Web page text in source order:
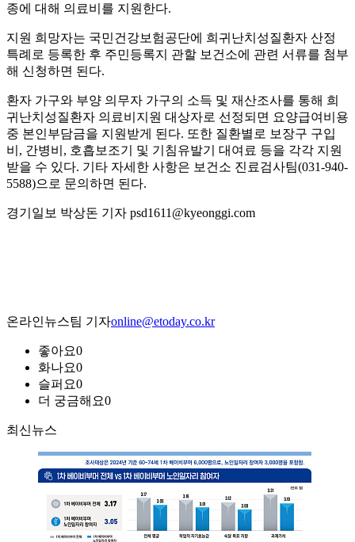
종에 대해 의료비를 지원한다.
지원 희망자는 국민건강보험공단에 희귀난치성질환자 산정
특례로 등록한 후 주민등록지 관할 보건소에 관련 서류를 첨부
해 신청하면 된다.
환자 가구와 부양 의무자 가구의 소득 및 재산조사를 통해 희
귀난치성질환자 의료비지원 대상자로 선정되면 요양급여비용
중 본인부담금을 지원받게 된다. 또한 질환별로 보장구 구입
비, 간병비, 호흡보조기 및 기침유발기 대여료 등을 각각 지원
받을 수 있다. 기타 자세한 사항은 보건소 진료검사팀(031-940-
5588)으로 문의하면 된다.
경기일보 박상돈 기자 psd1611@kyeonggi.com
온라인뉴스팀 기자online@etoday.co.kr
좋아요0
화나요0
슬퍼요0
더 궁금해요0
최신뉴스